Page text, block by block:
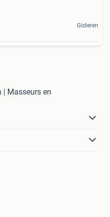
Gisteren